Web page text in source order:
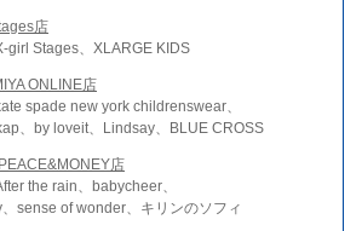
店
girl Stages、XLARGE KIDS
ONLINE店
spade new york childrenswear、
、by loveit、Lindsay、BLUE CROSS
店
the rain、babycheer、
sense of wonder、キリンのソフィ